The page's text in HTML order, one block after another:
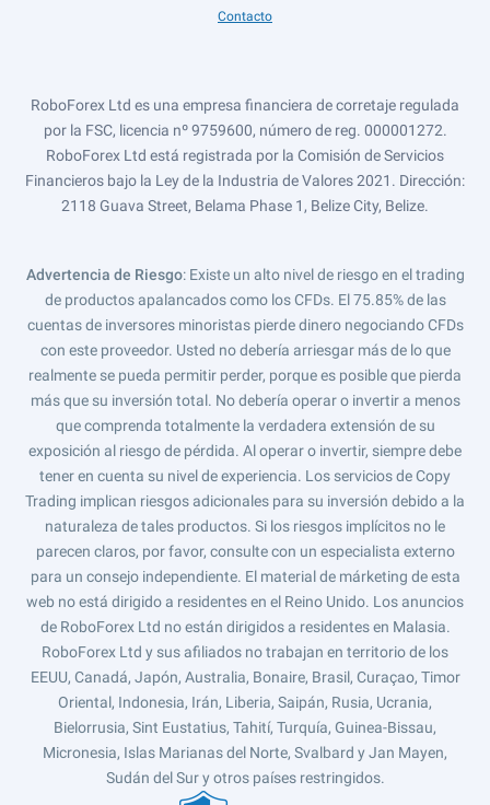
Contacto
RoboForex Ltd es una empresa financiera de corretaje regulada
por la FSC, licencia nº 9759600, número de reg. 000001272.
RoboForex Ltd está registrada por la Comisión de Servicios
Financieros bajo la Ley de la Industria de Valores 2021. Dirección:
2118 Guava Street, Belama Phase 1, Belize City, Belize.
Advertencia de Riesgo: Existe un alto nivel de riesgo en el trading
de productos apalancados como los CFDs. El 75.85% de las
cuentas de inversores minoristas pierde dinero negociando CFDs
con este proveedor. Usted no debería arriesgar más de lo que
realmente se pueda permitir perder, porque es posible que pierda
más que su inversión total. No debería operar o invertir a menos
que comprenda totalmente la verdadera extensión de su
exposición al riesgo de pérdida. Al operar o invertir, siempre debe
tener en cuenta su nivel de experiencia. Los servicios de Copy
Trading implican riesgos adicionales para su inversión debido a la
naturaleza de tales productos. Si los riesgos implícitos no le
parecen claros, por favor, consulte con un especialista externo
para un consejo independiente. El material de márketing de esta
web no está dirigido a residentes en el Reino Unido. Los anuncios
de RoboForex Ltd no están dirigidos a residentes en Malasia.
RoboForex Ltd y sus afiliados no trabajan en territorio de los
EEUU, Canadá, Japón, Australia, Bonaire, Brasil, Curaçao, Timor
Oriental, Indonesia, Irán, Liberia, Saipán, Rusia, Ucrania,
Bielorrusia, Sint Eustatius, Tahití, Turquía, Guinea-Bissau,
Micronesia, Islas Marianas del Norte, Svalbard y Jan Mayen,
Sudán del Sur y otros países restringidos.